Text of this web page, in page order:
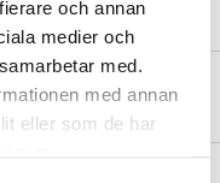
och annan
medier och
med.
med annan
eller som de har